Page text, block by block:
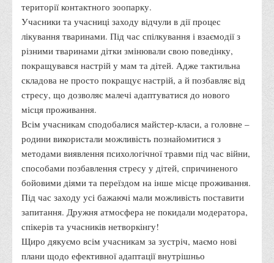
ТОП-20 кращих студентів 2018
ТОП-20 кращих студентів 2017
Вступнику
Етапи вступної кампанії 2026
Перелік спеціальностей, освітніх програм
Обсяги державного замовлення
Розклади проведення вступних випробувань та співбесід
Розмір плати за надання освітніх послуг на 2026-2027 н.р.
Приймальна комісія
Положення про приймальну комісію
Положення про апеляційну комісію
території контактного зоопарку.
Учасники та учасниці заходу відчули в дії процес
лікування тваринами. Під час спілкування і взаємодії з
різними тваринами дітки змінювали свою поведінку,
покращувався настрій у мам та дітей. Адже тактильна
складова не просто покращує настрій, а й позбавляє від
стресу, що дозволяє малечі адаптуватися до нового
місця проживання.
Всім учасникам сподобалися майстер-класи, а головне –
родини використали можливість познайомитися з
методами виявлення психологічної травми під час війни,
способами позбавлення стресу у дітей, спричиненого
бойовими діями та переїздом на інше місце проживання.
Під час заходу усі бажаючі мали можливість поставити
запитання. Дружня атмосфера не покидали модератора,
спікерів та учасників нетворкінгу!
Щиро дякуємо всім учасникам за зустріч, маємо нові
плани щодо ефективної адаптації внутрішньо